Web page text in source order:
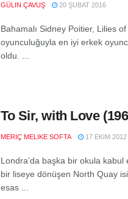
GÜLIN ÇAVUŞ 20 ŞUBAT 2016
Bahamalı Sidney Poitier, Lilies
oyunculuğuyla en iyi erkek
oldu. ...
To Sir, with Love
MERIÇ MELIKE SOFTA 17 EKIM 2012
Londra’da başka bir okula kabul
bir liseye dönüşen North Quay
esas ...